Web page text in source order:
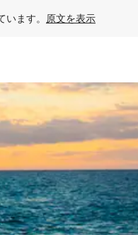
ます。 原文を表示